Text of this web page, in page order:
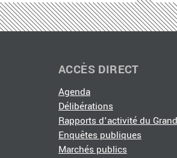
transformation…
ACCÈS DIRECT
Agenda
Délibérations
Rapports d'activité du
Enquêtes publiques
Marchés publics